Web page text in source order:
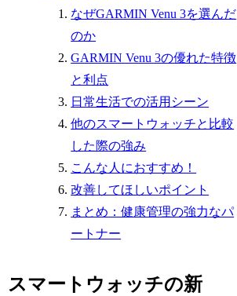
なぜGARMIN Venu 3を選んだ
のか
GARMIN Venu 3の優れた特徴
と利点
日常生活での活用シーン
他のスマートウォッチと比較
した際の強み
こんな人におすすめ！
改善してほしいポイント
まとめ：健康管理の強力なパ
ートナー
スマートウォッチの新